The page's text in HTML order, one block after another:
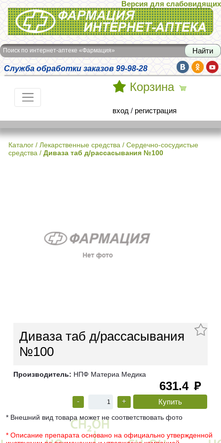
Интернет-аптека Фармация
Версия для слабовидящих
Поиск по интернет-аптеке «Фармация»
Служба обработки заказов 99-98-28
Корзина
вход / регистрация
Каталог / Лекарственные средства / Сердечно-сосудистые
средства / Диваза таб д/рассасывания №100
Диваза таб д/рассасывания
№100
Производитель: НПФ Материа Медика
631.4 руб
- +
* Внешний вид товара может не соответствовать фото
* Описание препарата основано на официально утвержденной